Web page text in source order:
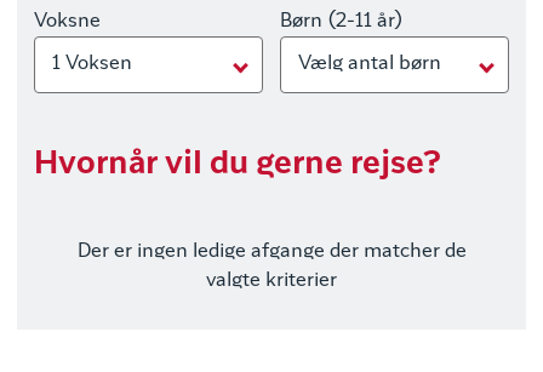
Voksne
1 Voksen
Børn (2-11 år)
Vælg antal børn
Hvornår vil du gerne rejse?
Der er ingen ledige afgange der matcher de
valgte kriterier